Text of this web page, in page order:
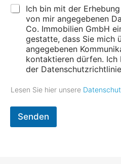
Ich bin mit der
von mir angegebenen
Co. Immobilien GmbH
gestatte, dass Sie mich
angegebenen
kontaktieren dürfen. Ich
der
Lesen Sie hier unsere
Senden